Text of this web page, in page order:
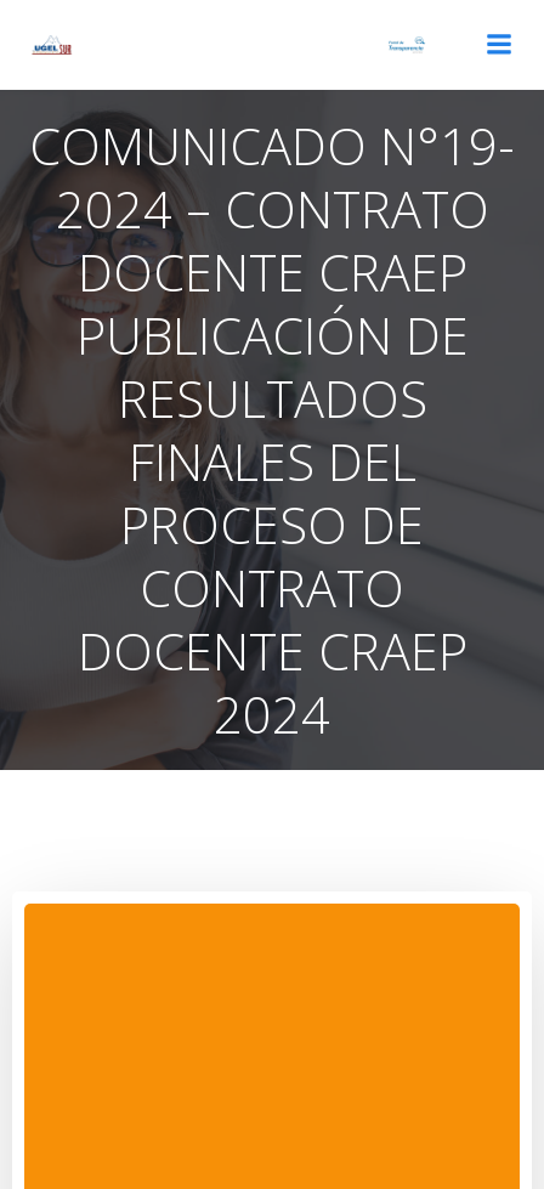
COMUNICADO N°19-
2024 – CONTRATO
DOCENTE CRAEP
PUBLICACIÓN DE
RESULTADOS
FINALES DEL
PROCESO DE
CONTRATO
DOCENTE CRAEP
2024